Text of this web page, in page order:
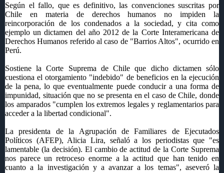
Según el fallo, que es definitivo, las convenciones suscritas por
Chile en materia de derechos humanos no impiden la
reincorporación de los condenados a la sociedad, y cita como
ejemplo un dictamen del año 2012 de la Corte Interamericana de
Derechos Humanos referido al caso de "Barrios Altos", ocurrido en
Perú.
Sostiene la Corte Suprema de Chile que dicho dictamen sólo
cuestiona el otorgamiento "indebido" de beneficios en la ejecución
de la pena, lo que eventualmente puede conducir a una forma de
impunidad, situación que no se presenta en el caso de Chile, donde
los amparados "cumplen los extremos legales y reglamentarios para
acceder a la libertad condicional".
La presidenta de la Agrupación de Familiares de Ejecutados
Políticos (AFEP), Alicia Lira, señaló a los periodistas que "es
lamentable (la decisión). El cambio de actitud de la Corte Suprema
nos parece un retroceso enorme a la actitud que han tenido en
cuanto a la investigación y a avanzar a los temas", aseveró la